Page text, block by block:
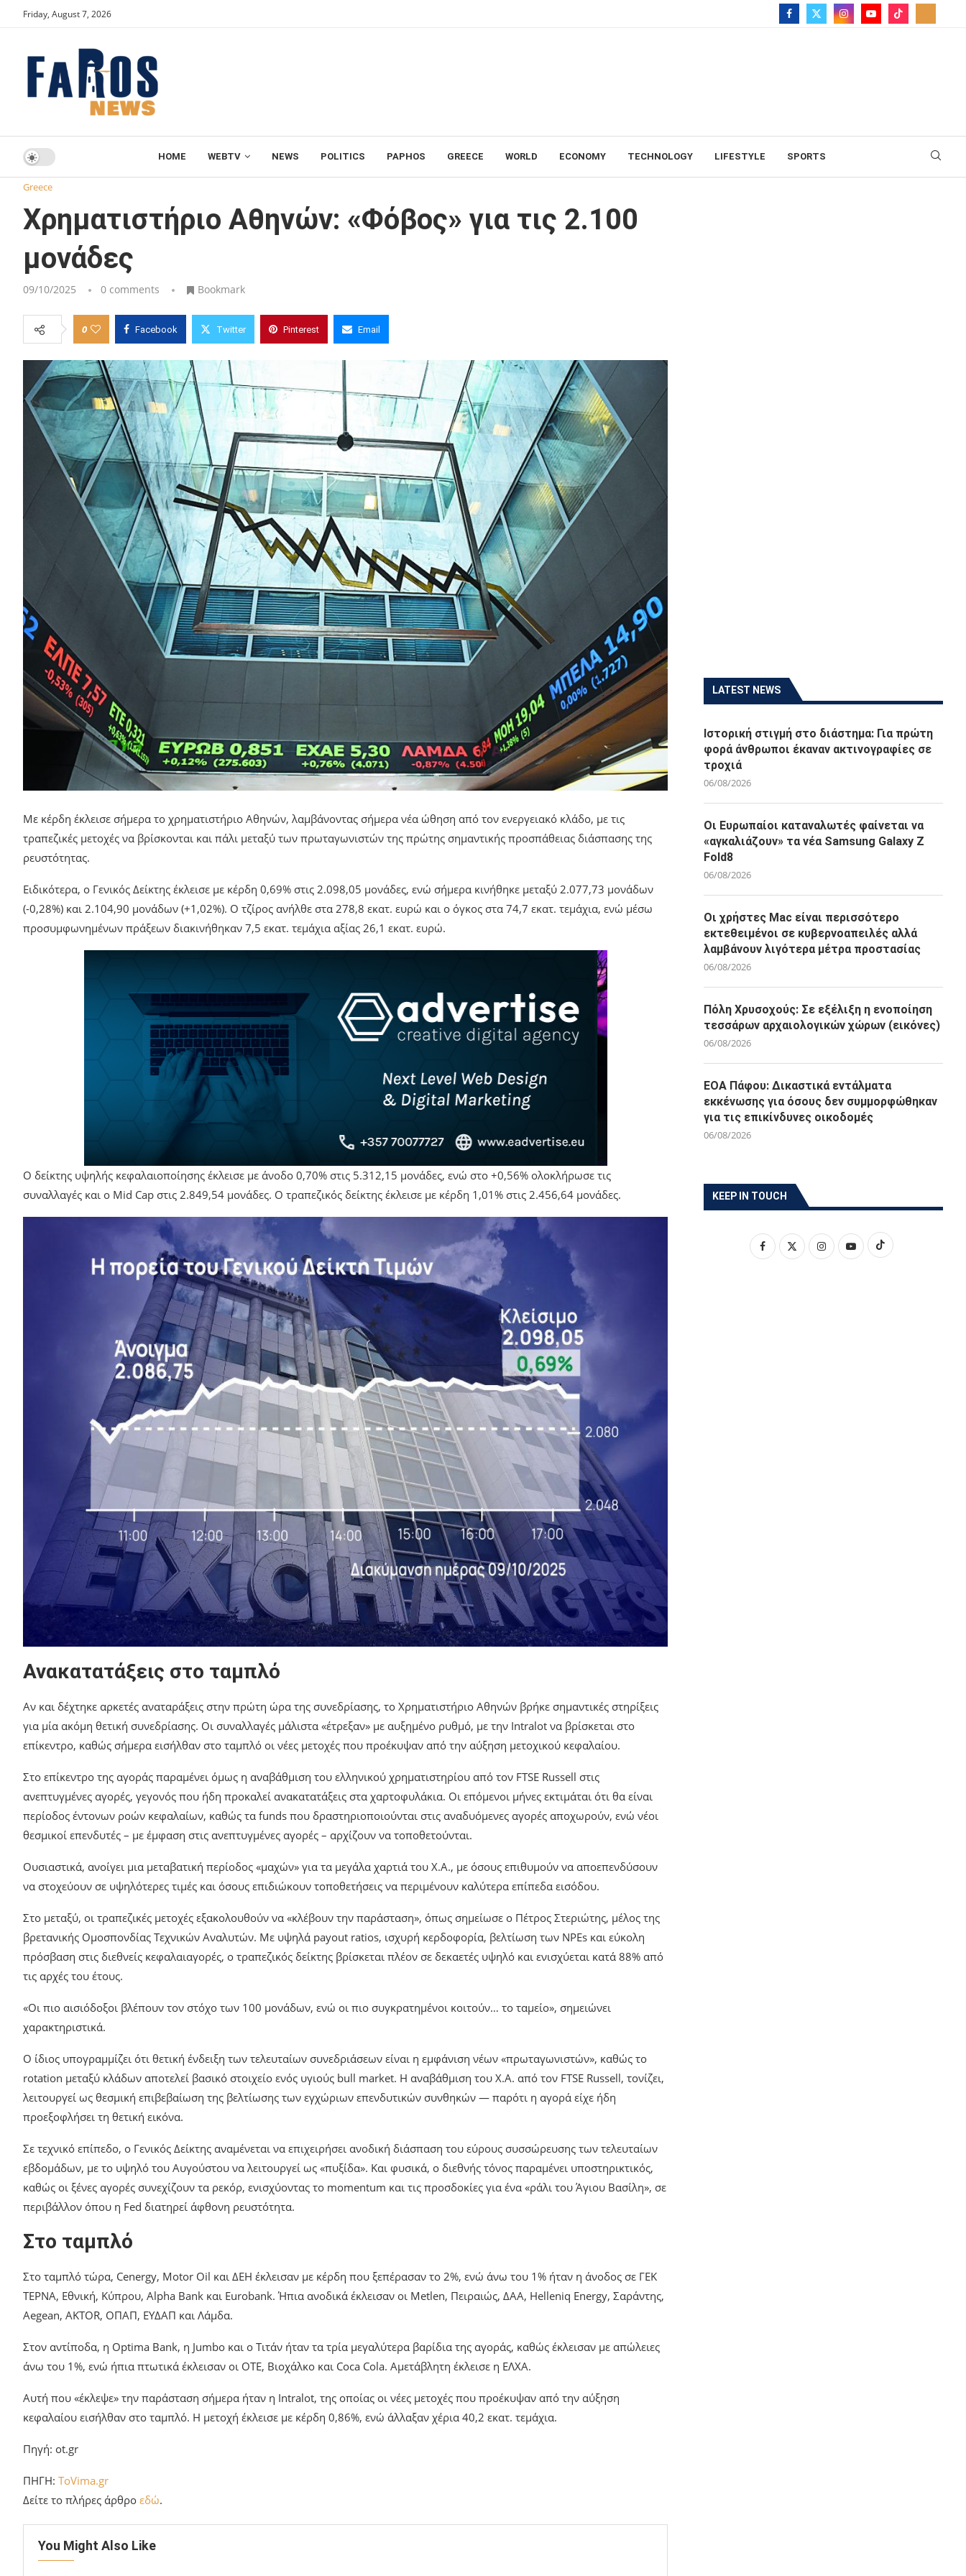
Friday, August 7, 2026
HOME WEBTV NEWS POLITICS PAPHOS GREECE WORLD ECONOMY TECHNOLOGY LIFESTYLE SPORTS
Home Χρηματιστήριο Αθηνών: «Φόβος» για τις 2.100 μονάδες
Greece
Χρηματιστήριο Αθηνών: «Φόβος» για τις 2.100
μονάδες
09/10/2025 0 comments Bookmark
0 Facebook Twitter Pinterest Email
Με κέρδη έκλεισε σήμερα το χρηματιστήριο Αθηνών, λαμβάνοντας σήμερα νέα ώθηση από τον ενεργειακό κλάδο, με τις
τραπεζικές μετοχές να βρίσκονται και πάλι μεταξύ των πρωταγωνιστών της πρώτης σημαντικής προσπάθειας διάσπασης της
ρευστότητας.
Ειδικότερα, ο Γενικός Δείκτης έκλεισε με κέρδη 0,69% στις 2.098,05 μονάδες, ενώ σήμερα κινήθηκε μεταξύ 2.077,73 μονάδων
(-0,28%) και 2.104,90 μονάδων (+1,02%). Ο τζίρος ανήλθε στα 278,8 εκατ. ευρώ και ο όγκος στα 74,7 εκατ. τεμάχια, ενώ μέσω
προσυμφωνημένων πράξεων διακινήθηκαν 7,5 εκατ. τεμάχια αξίας 26,1 εκατ. ευρώ.
Ο δείκτης υψηλής κεφαλαιοποίησης έκλεισε με άνοδο 0,70% στις 5.312,15 μονάδες, ενώ στο +0,56% ολοκλήρωσε τις
συναλλαγές και ο Mid Cap στις 2.849,54 μονάδες. Ο τραπεζικός δείκτης έκλεισε με κέρδη 1,01% στις 2.456,64 μονάδες.
Ανακατατάξεις στο ταμπλό
Αν και δέχτηκε αρκετές αναταράξεις στην πρώτη ώρα της συνεδρίασης, το Χρηματιστήριο Αθηνών βρήκε σημαντικές στηρίξεις
για μία ακόμη θετική συνεδρίασης. Οι συναλλαγές μάλιστα «έτρεξαν» με αυξημένο ρυθμό, με την Intralot να βρίσκεται στο
επίκεντρο, καθώς σήμερα εισήλθαν στο ταμπλό οι νέες μετοχές που προέκυψαν από την αύξηση μετοχικού κεφαλαίου.
Στο επίκεντρο της αγοράς παραμένει όμως η αναβάθμιση του ελληνικού χρηματιστηρίου από τον FTSE Russell στις
ανεπτυγμένες αγορές, γεγονός που ήδη προκαλεί ανακατατάξεις στα χαρτοφυλάκια. Οι επόμενοι μήνες εκτιμάται ότι θα είναι
περίοδος έντονων ροών κεφαλαίων, καθώς τα funds που δραστηριοποιούνται στις αναδυόμενες αγορές αποχωρούν, ενώ νέοι
θεσμικοί επενδυτές – με έμφαση στις ανεπτυγμένες αγορές – αρχίζουν να τοποθετούνται.
Ουσιαστικά, ανοίγει μια μεταβατική περίοδος «μαχών» για τα μεγάλα χαρτιά του Χ.Α., με όσους επιθυμούν να αποεπενδύσουν
να στοχεύουν σε υψηλότερες τιμές και όσους επιδιώκουν τοποθετήσεις να περιμένουν καλύτερα επίπεδα εισόδου.
Στο μεταξύ, οι τραπεζικές μετοχές εξακολουθούν να «κλέβουν την παράσταση», όπως σημείωσε ο Πέτρος Στεριώτης, μέλος της
βρετανικής Ομοσπονδίας Τεχνικών Αναλυτών. Με υψηλά payout ratios, ισχυρή κερδοφορία, βελτίωση των NPEs και εύκολη
πρόσβαση στις διεθνείς κεφαλαιαγορές, ο τραπεζικός δείκτης βρίσκεται πλέον σε δεκαετές υψηλό και ενισχύεται κατά 88% από
τις αρχές του έτους.
«Οι πιο αισιόδοξοι βλέπουν τον στόχο των 100 μονάδων, ενώ οι πιο συγκρατημένοι κοιτούν… το ταμείο», σημειώνει
χαρακτηριστικά.
Ο ίδιος υπογραμμίζει ότι θετική ένδειξη των τελευταίων συνεδριάσεων είναι η εμφάνιση νέων «πρωταγωνιστών», καθώς το
rotation μεταξύ κλάδων αποτελεί βασικό στοιχείο ενός υγιούς bull market. Η αναβάθμιση του Χ.Α. από τον FTSE Russell, τονίζει,
λειτουργεί ως θεσμική επιβεβαίωση της βελτίωσης των εγχώριων επενδυτικών συνθηκών — παρότι η αγορά είχε ήδη
προεξοφλήσει τη θετική εικόνα.
Σε τεχνικό επίπεδο, ο Γενικός Δείκτης αναμένεται να επιχειρήσει ανοδική διάσπαση του εύρους συσσώρευσης των τελευταίων
εβδομάδων, με το υψηλό του Αυγούστου να λειτουργεί ως «πυξίδα». Και φυσικά, ο διεθνής τόνος παραμένει υποστηρικτικός,
καθώς οι ξένες αγορές συνεχίζουν τα ρεκόρ, ενισχύοντας το momentum και τις προσδοκίες για ένα «ράλι του Άγιου Βασίλη», σε
περιβάλλον όπου η Fed διατηρεί άφθονη ρευστότητα.
Στο ταμπλό
Στο ταμπλό τώρα, Cenergy, Motor Oil και ΔΕΗ έκλεισαν με κέρδη που ξεπέρασαν το 2%, ενώ άνω του 1% ήταν η άνοδος σε ΓΕΚ
ΤΕΡΝΑ, Εθνική, Κύπρου, Alpha Bank και Eurobank. Ήπια ανοδικά έκλεισαν οι Metlen, Πειραιώς, ΔΑΑ, Helleniq Energy, Σαράντης,
Aegean, AKTOR, ΟΠΑΠ, ΕΥΔΑΠ και Λάμδα.
Στον αντίποδα, η Optima Bank, η Jumbo και ο Τιτάν ήταν τα τρία μεγαλύτερα βαρίδια της αγοράς, καθώς έκλεισαν με απώλειες
άνω του 1%, ενώ ήπια πτωτικά έκλεισαν οι ΟΤΕ, Βιοχάλκο και Coca Cola. Αμετάβλητη έκλεισε η ΕΛΧΑ.
Αυτή που «έκλεψε» την παράσταση σήμερα ήταν η Intralot, της οποίας οι νέες μετοχές που προέκυψαν από την αύξηση
κεφαλαίου εισήλθαν στο ταμπλό. Η μετοχή έκλεισε με κέρδη 0,86%, ενώ άλλαξαν χέρια 40,2 εκατ. τεμάχια.
Πηγή: ot.gr
ΠΗΓΗ: ToVima.gr
Δείτε το πλήρες άρθρο εδώ.
You Might Also Like
LATEST NEWS
Ιστορική στιγμή στο διάστημα: Για πρώτη
φορά άνθρωποι έκαναν ακτινογραφίες σε
τροχιά
06/08/2026
Οι Ευρωπαίοι καταναλωτές φαίνεται να
«αγκαλιάζουν» τα νέα Samsung Galaxy Z
Fold8
06/08/2026
Οι χρήστες Mac είναι περισσότερο
εκτεθειμένοι σε κυβερνοαπειλές αλλά
λαμβάνουν λιγότερα μέτρα προστασίας
06/08/2026
Πόλη Χρυσοχούς: Σε εξέλιξη η ενοποίηση
τεσσάρων αρχαιολογικών χώρων (εικόνες)
06/08/2026
ΕΟΑ Πάφου: Δικαστικά εντάλματα
εκκένωσης για όσους δεν συμμορφώθηκαν
για τις επικίνδυνες οικοδομές
06/08/2026
KEEP IN TOUCH